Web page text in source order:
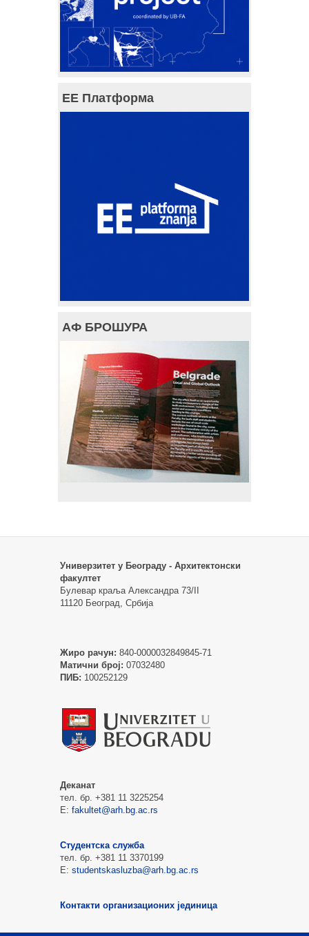
ЕЕ Платформа
АФ БРОШУРА
Универзитет у Београду - Архитектонски
факултет
Булевар краља Александра 73/II
11120 Београд, Србија
Жиро рачун: 840-0000032849845-71
Матични број: 07032480
ПИБ: 100252129
Деканат
тел. бр. +381 11 3225254
Е: fakultet@arh.bg.ac.rs
Студентска служба
тел. бр. +381 11 3370199
Е: studentskasluzba@arh.bg.ac.rs
Контакти организационих јединица